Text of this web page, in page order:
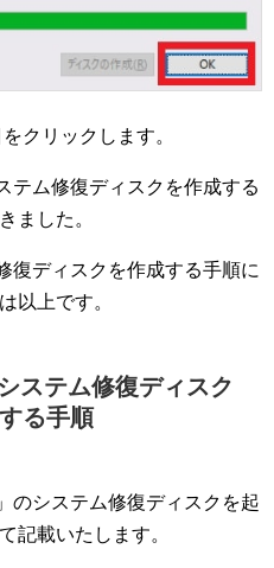
クリックします。
テム修復ディスクを作成する
ました。
復ディスクを作成する手順に
以上です。
ステム修復ディスク
る手順
のシステム修復ディスクを起
記載いたします。